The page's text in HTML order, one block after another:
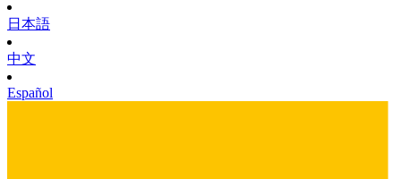
日本語
中文
Español